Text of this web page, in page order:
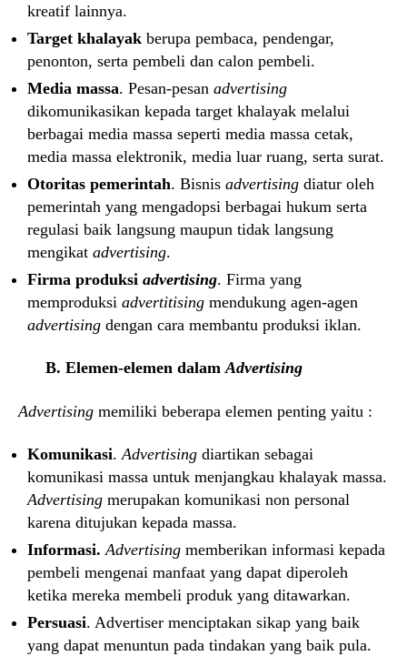
kreatif lainnya.
Target khalayak berupa pembaca, pendengar,
penonton, serta pembeli dan calon pembeli.
Media massa. Pesan-pesan advertising
dikomunikasikan kepada target khalayak melalui
berbagai media massa seperti media massa cetak,
media massa elektronik, media luar ruang, serta surat.
Otoritas pemerintah. Bisnis advertising diatur oleh
pemerintah yang mengadopsi berbagai hukum serta
regulasi baik langsung maupun tidak langsung
mengikat advertising.
Firma produksi advertising. Firma yang
memproduksi advertitising mendukung agen-agen
advertising dengan cara membantu produksi iklan.
B. Elemen-elemen dalamAdvertising
Advertising memiliki beberapa elemen penting yaitu :
Komunikasi.Advertising diartikan sebagai
komunikasi massa untuk menjangkau khalayak massa.
Advertising merupakan komunikasi non personal
karena ditujukan kepada massa.
Informasi. Advertising memberikan informasi kepada
pembeli mengenai manfaat yang dapat diperoleh
ketika mereka membeli produk yang ditawarkan.
Persuasi. Advertiser menciptakan sikap yang baik
yang dapat menuntun pada tindakan yang baik pula.